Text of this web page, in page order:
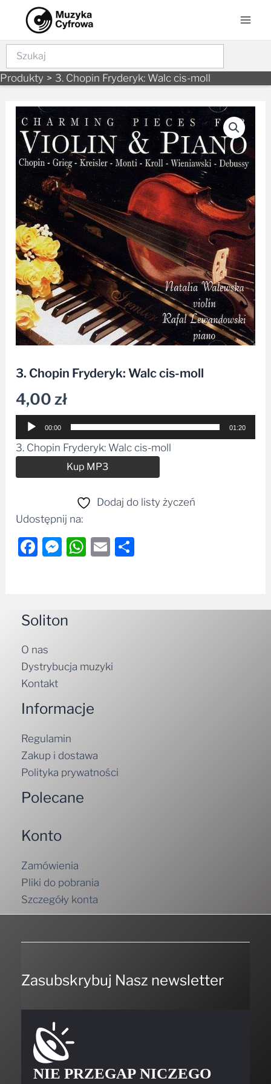
content
Szukaj
Produkty 3. Chopin Fryderyk: Walc cis-moll
3. Chopin Fryderyk: Walc cis-moll
4,00zł
Odtwarzacz
plików
dźwiękowych
00:00 01:20
3. Chopin Fryderyk: Walc cis-moll
Kup MP3
Dodaj do listy życzeń
Udostępnij na:
Facebook
Messenger
WhatsApp
Email
Soliton
O nas
Dystrybucja muzyki
Kontakt
Informacje
Regulamin
Zakup i dostawa
Polityka prywatności
Polecane
Konto
Zamówienia
Pliki do pobrania
Szczegóły konta
Zasubskrybuj Nasz newsletter
NIE PRZEGAP NICZEGO